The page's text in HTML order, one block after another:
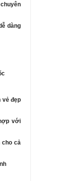
dàng
vẻ đẹp
với
cho cả